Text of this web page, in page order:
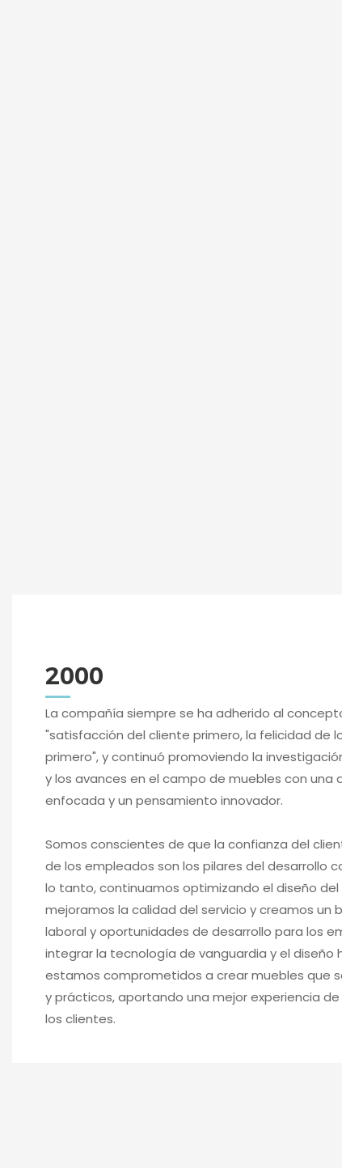
2000
La compañía siempre se ha adherido al
"satisfacción del cliente primero, la felicidad de
primero", y continuó promoviendo la
y los avances en el campo de muebles con una
enfocada y un pensamiento innovador.
Somos conscientes de que la confianza del
de los empleados son los pilares del desarrollo
lo tanto, continuamos optimizando el diseño
mejoramos la calidad del servicio y creamos un
laboral y oportunidades de desarrollo para los
integrar la tecnología de vanguardia y el diseño
estamos comprometidos a crear muebles que
y prácticos, aportando una mejor experiencia
los clientes.